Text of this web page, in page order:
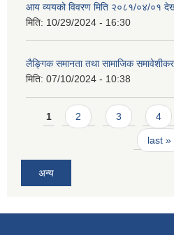
आय व्ययको विवरण मिति २०८१/०४/०१
मिति: 10/29/2024 - 16:30
लैङ्गिक समानता तथा सामाजिक
मिति: 07/10/2024 - 10:38
Pages
1 2 3 4
last »
अन्य